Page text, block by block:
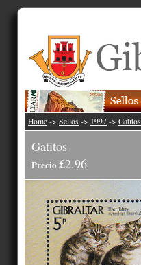
Home -> Sellos -> 1997 -> Gatitos
Gatitos
Precio £2.96